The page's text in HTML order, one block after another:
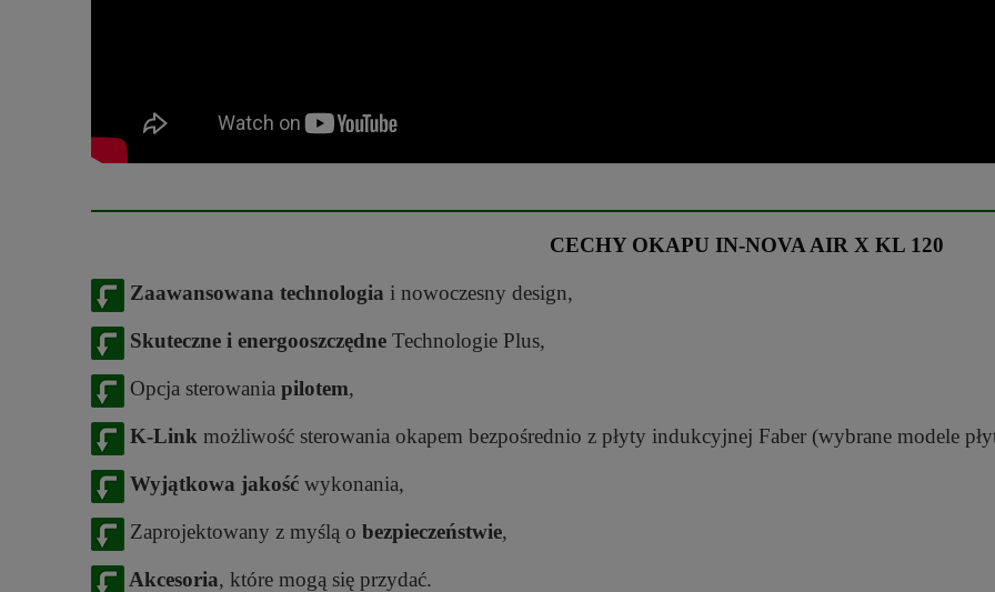
CECHY OKAPU IN-NOVA AIR X KL 120
Zaawansowana technologia i nowoczesny design,
Skuteczne i energooszczędne Technologie Plus,
Opcja sterowania pilotem,
K-Link możliwość sterowania okapem bezpośrednio z płyty indukcyjnej Faber (wybrane modele
Wyjątkowa jakość wykonania,
Zaprojektowany z myślą o bezpieczeństwie,
Akcesoria, które mogą się przydać.